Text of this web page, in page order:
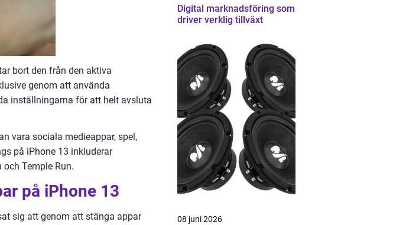
bort den från den aktiva
genom att använda
inställningarna för att helt avsluta
vara sociala medieappar, spel,
på iPhone 13 inkluderar
Temple Run.
på iPhone 13
sig att genom att stänga appar
Digital marknadsföring som
driver verklig tillväxt
08 juni 2026